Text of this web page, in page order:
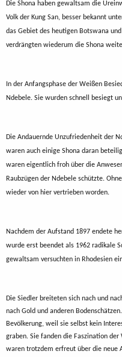
Die Shona haben gewaltsam die
Volk der Kung San, besser bekannt
das Gebiet des heutigen Botswana
verdrängten wiederum die Shona
In der Anfangsphase der Weißen
Ndebele. Sie wurden schnell besiegt
Die Andauernde Unzufriedenheit der
waren auch einige Shona daran
waren eigentlich froh über die
Raubzügen der Ndebele schützte.
wieder von hier vertrieben worden.
Nachdem der Aufstand 1897 endete
wurde erst beendet als 1962 radikale
gewaltsam versuchten in Rhodesien
Die Siedler breiteten sich nach und
nach Gold und anderen
Bevölkerung, weil sie selbst kein
graben. Sie fanden die Faszination
waren trotzdem erfreut über die neue